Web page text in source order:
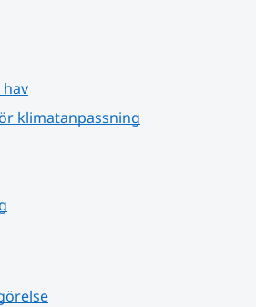
klimatanpassning